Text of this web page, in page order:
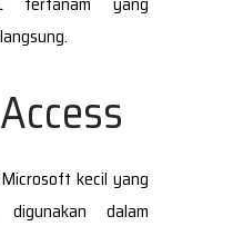
kecil yang
dalam